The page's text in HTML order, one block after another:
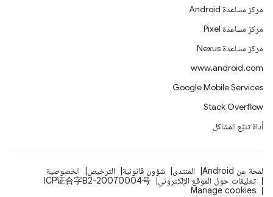
مركز مساعدة Android
مركز مساعدة Pixel
مركز مساعدة Nexus
www.android.com
Google Mobile Services
Stack Overflow
أداة تتبّع المشاكل
لمحة عن Android المنتدى شؤون قانونية الترخيص
الخصوصية
تعليقات حول الموقع الإلكتروني
ICP证合字B2-20070004号
Manage cookies